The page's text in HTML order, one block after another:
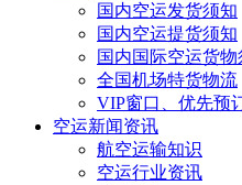
国内空运发货须知
国内空运提货须知
国内国际空运货物
全国机场特货物流
VIP窗口、优先预
空运新闻资讯
航空运输知识
空运行业资讯